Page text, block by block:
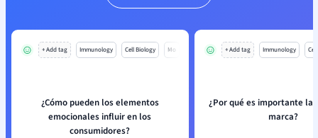
+ Add tag Immunology Cell Biology Mo
¿Cómo pueden los elementos
emocionales influir en los
consumidores?
+ Add tag Immunology
¿Por qué es importante la
marca?